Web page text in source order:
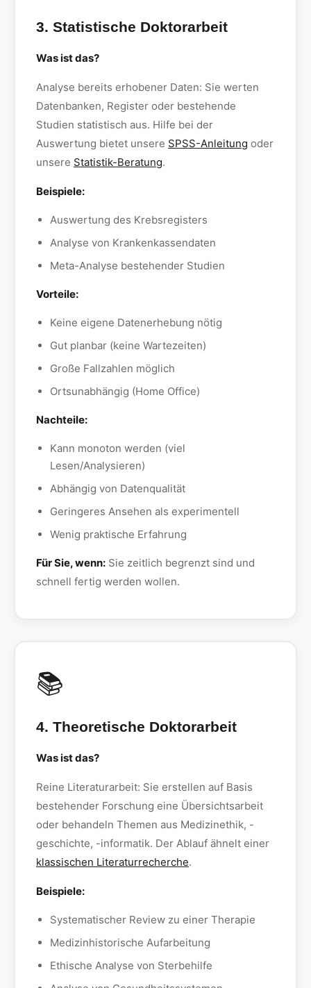
3. Statistische Doktorarbeit
Was ist das?
Analyse bereits erhobener Daten: Sie werten
Datenbanken, Register oder bestehende
Studien statistisch aus. Hilfe bei der
Auswertung bietet unsere SPSS-Anleitung oder
unsere Statistik-Beratung.
Beispiele:
Auswertung des Krebsregisters
Analyse von Krankenkassendaten
Meta-Analyse bestehender Studien
Vorteile:
Keine eigene Datenerhebung nötig
Gut planbar (keine Wartezeiten)
Große Fallzahlen möglich
Ortsunabhängig (Home Office)
Nachteile:
Kann monoton werden (viel
Lesen/Analysieren)
Abhängig von Datenqualität
Geringeres Ansehen als experimentell
Wenig praktische Erfahrung
Für Sie, wenn: Sie zeitlich begrenzt sind und
schnell fertig werden wollen.
📚
4. Theoretische Doktorarbeit
Was ist das?
Reine Literaturarbeit: Sie erstellen auf Basis
bestehender Forschung eine Übersichtsarbeit
oder behandeln Themen aus Medizinethik, -
geschichte, -informatik. Der Ablauf ähnelt einer
klassischen Literaturrecherche.
Beispiele:
Systematischer Review zu einer Therapie
Medizinhistorische Aufarbeitung
Ethische Analyse von Sterbehilfe